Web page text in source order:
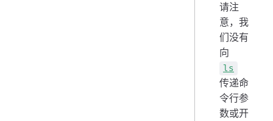
请注
意，我
们没有
向
ls
传递命
令行参
数或开